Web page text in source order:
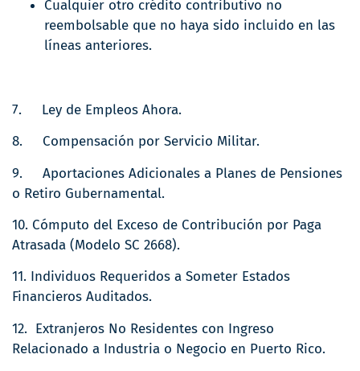
Cualquier otro crédito contributivo no
reembolsable que no haya sido incluido en las
líneas anteriores.
7. Ley de Empleos Ahora.
8. Compensación por Servicio Militar.
9. Aportaciones Adicionales a Planes de Pensiones
o Retiro Gubernamental.
10. Cómputo del Exceso de Contribución por Paga
Atrasada (Modelo SC 2668).
11. Individuos Requeridos a Someter Estados
Financieros Auditados.
12. Extranjeros No Residentes con Ingreso
Relacionado a Industria o Negocio en Puerto Rico.